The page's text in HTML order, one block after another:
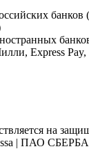
банков
Express
на
| ПАО